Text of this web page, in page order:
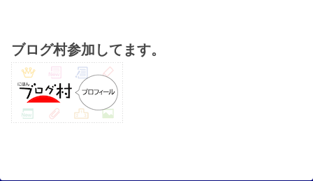
ブログ村参加してます。